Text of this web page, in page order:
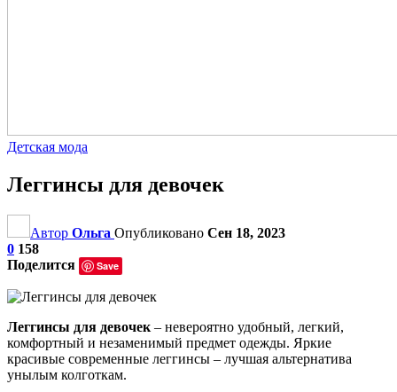
Детская мода
Леггинсы для девочек
Автор Ольга Опубликовано Сен 18, 2023
0 158
Поделится
Save
Леггинсы для девочек – невероятно удобный, легкий,
комфортный и незаменимый предмет одежды. Яркие
красивые современные леггинсы – лучшая альтернатива
унылым колготкам.